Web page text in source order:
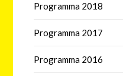
Programma 2018
Programma 2017
Programma 2016